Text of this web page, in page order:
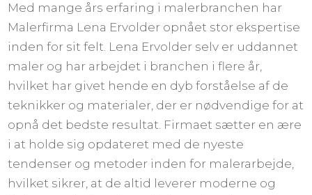
Med mange års erfaring i malerbranchen har
Malerfirma Lena Ervolder opnået stor ekspertise
inden for sit felt. Lena Ervolder selv er uddannet
maler og har arbejdet i branchen i flere år,
hvilket har givet hende en dyb forståelse af de
teknikker og materialer, der er nødvendige for at
opnå det bedste resultat. Firmaet sætter en ære
i at holde sig opdateret med de nyeste
tendenser og metoder inden for malerarbejde,
hvilket sikrer, at de altid leverer moderne og